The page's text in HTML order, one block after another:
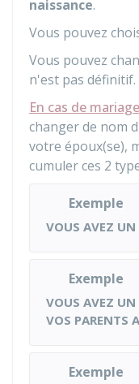
naissance.
Vous pouvez
Vous pouvez
n'est pas définitif.
En cas de mariage
changer de nom
votre époux(se),
cumuler ces 2
Exemple
VOUS AVEZ
Exemple
VOUS AVEZ
VOS PARENTS
Exemple